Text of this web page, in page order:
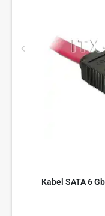
Kabel SATA 6